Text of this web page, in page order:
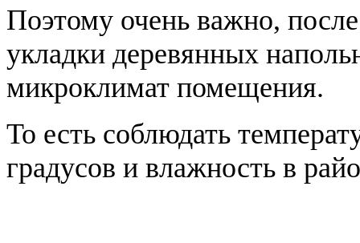
Поэтому очень важно,
укладки деревянных
микроклимат помещения.
То есть соблюдать
градусов и влажность в